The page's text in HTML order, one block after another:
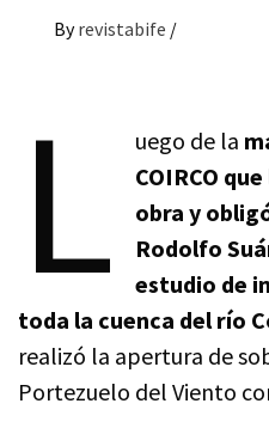
By revistabife /
L uego de la
COIRCO
obra y
Rodolfo
estudio de
toda la cuenca del río
realizó la apertura de
Portezuelo del Viento